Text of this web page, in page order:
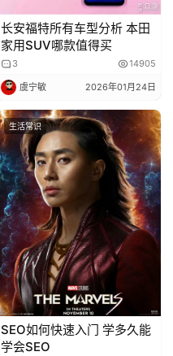
长安福特所有车型分析 本田
家用SUV哪款值得买
3 14905
虞宁敏 2026年01月24日
生活常识
SEO如何快速入门 学多久能
学会SEO